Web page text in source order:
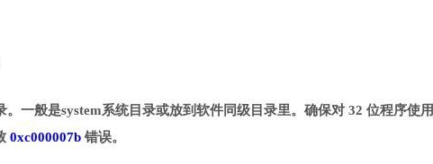
一般是system系统目录或放到软件同级目录里。确保对 32 位程序使用
0xc000007b 错误。